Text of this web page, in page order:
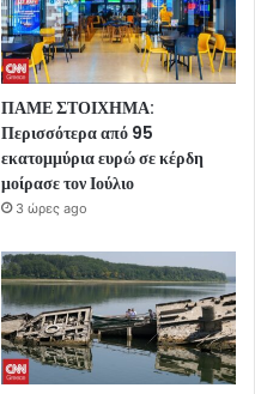
ΠΑΜΕ ΣΤΟΙΧΗΜΑ:
Περισσότερα από 95
εκατομμύρια ευρώ σε κέρδη
μοίρασε τον Ιούλιο
3 ώρες ago